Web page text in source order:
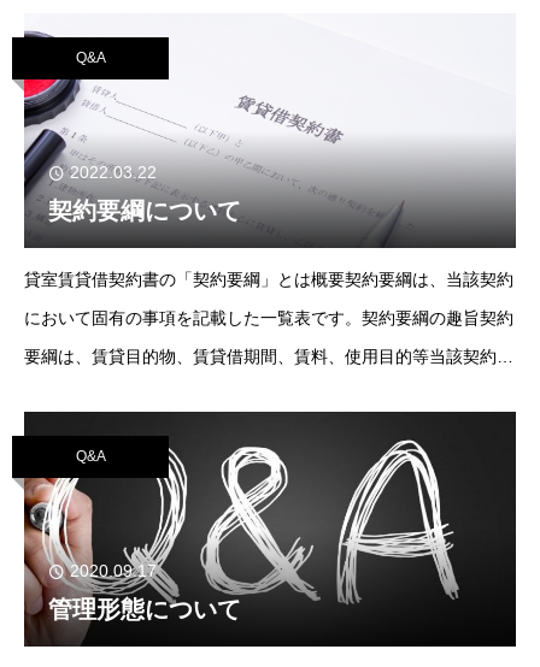
がある物の
Q&A
2022.03.22
契約要綱について
貸室賃貸借契約書の「契約要綱」とは概要契約要綱は、当該契約
において固有の事項を記載した一覧表です。契約要綱の趣旨契約
要綱は、賃貸目的物、賃貸借期間、賃料、使用目的等当該契約に
に記載すること
Q&A
2020.09.17
管理形態について